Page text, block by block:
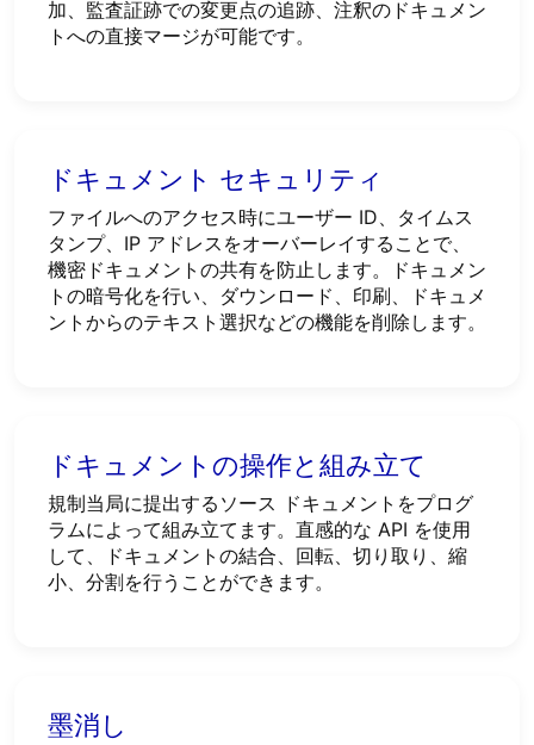
加、監査証跡での変更点の追跡、注釈のドキュメン
トへの直接マージが可能です。
ドキュメント セキュリティ
ファイルへのアクセス時にユーザー ID、タイムス
タンプ、IP アドレスをオーバーレイすることで、
機密ドキュメントの共有を防止します。ドキュメン
トの暗号化を行い、ダウンロード、印刷、ドキュメ
ントからのテキスト選択などの機能を削除します。
ドキュメントの操作と組み立て
規制当局に提出するソース ドキュメントをプログ
ラムによって組み立てます。直感的な API を使用
して、ドキュメントの結合、回転、切り取り、縮
小、分割を行うことができます。
墨消し